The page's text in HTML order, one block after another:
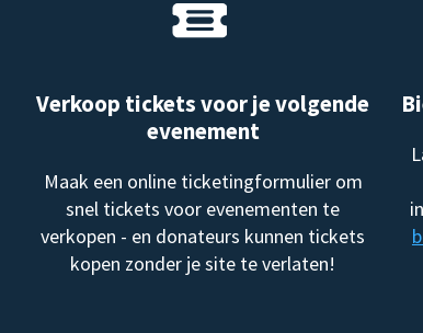
Verkoop tickets voor je volgende
evenement
Maak een online ticketingformulier om
snel tickets voor evenementen te
verkopen - en donateurs kunnen tickets
kopen zonder je site te verlaten!